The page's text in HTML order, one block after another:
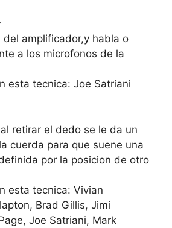
del amplificador,y habla o
a los microfonos de la
esta tecnica: Joe Satriani
retirar el dedo se le da un
cuerda para que suene una
por la posicion de otro
esta tecnica: Vivian
Brad Gillis, Jimi
Joe Satriani, Mark